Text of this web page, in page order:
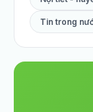
Tin trong